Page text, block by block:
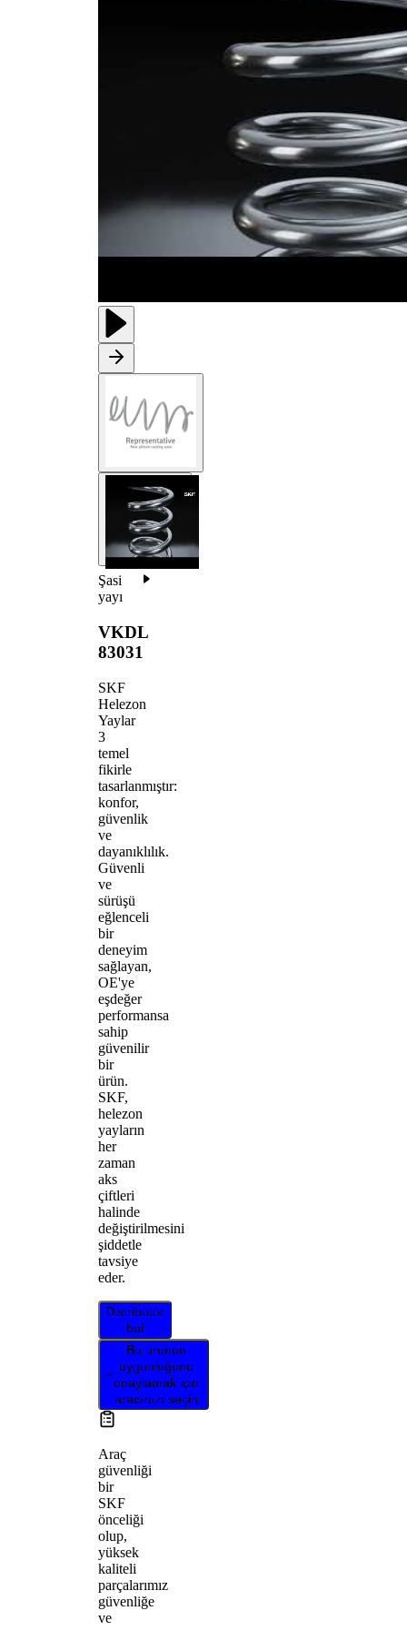
Şasi
yayı
VKDL
83031
SKF
Helezon
Yaylar
3
temel
fikirle
tasarlanmıştır:
konfor,
güvenlik
ve
dayanıklılık.
Güvenli
ve
sürüşü
eğlenceli
bir
deneyim
sağlayan,
OE'ye
eşdeğer
performansa
sahip
güvenilir
bir
ürün.
SKF,
helezon
yayların
her
zaman
aks
çiftleri
halinde
değiştirilmesini
şiddetle
tavsiye
eder.
Distribütör
bul
Bu ürünün
uygunluğunu
onaylamak için
aracınızı seçin
Araç
güvenliği
bir
SKF
önceliği
olup,
yüksek
kaliteli
parçalarımız
güvenliğe
ve